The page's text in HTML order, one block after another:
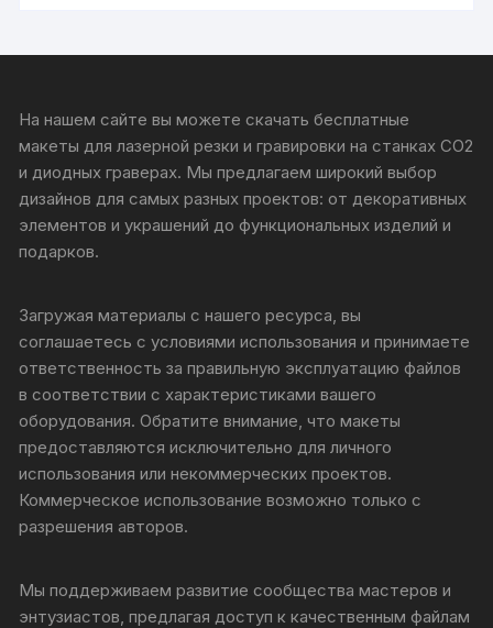
На нашем сайте вы можете скачать бесплатные
макеты для лазерной резки и гравировки на станках CO2
и диодных граверах. Мы предлагаем широкий выбор
дизайнов для самых разных проектов: от декоративных
элементов и украшений до функциональных изделий и
подарков.
Загружая материалы с нашего ресурса, вы
соглашаетесь с условиями использования и принимаете
ответственность за правильную эксплуатацию файлов
в соответствии с характеристиками вашего
оборудования. Обратите внимание, что макеты
предоставляются исключительно для личного
использования или некоммерческих проектов.
Коммерческое использование возможно только с
разрешения авторов.
Мы поддерживаем развитие сообщества мастеров и
энтузиастов, предлагая доступ к качественным файлам